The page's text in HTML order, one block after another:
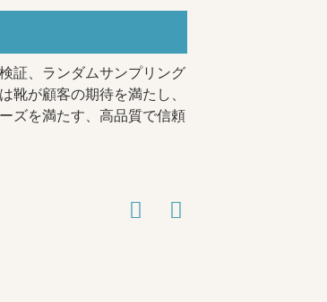
証、ランダムサンプリング
靴が顧客の期待を満たし、
ズを満たす、高品質で信頼